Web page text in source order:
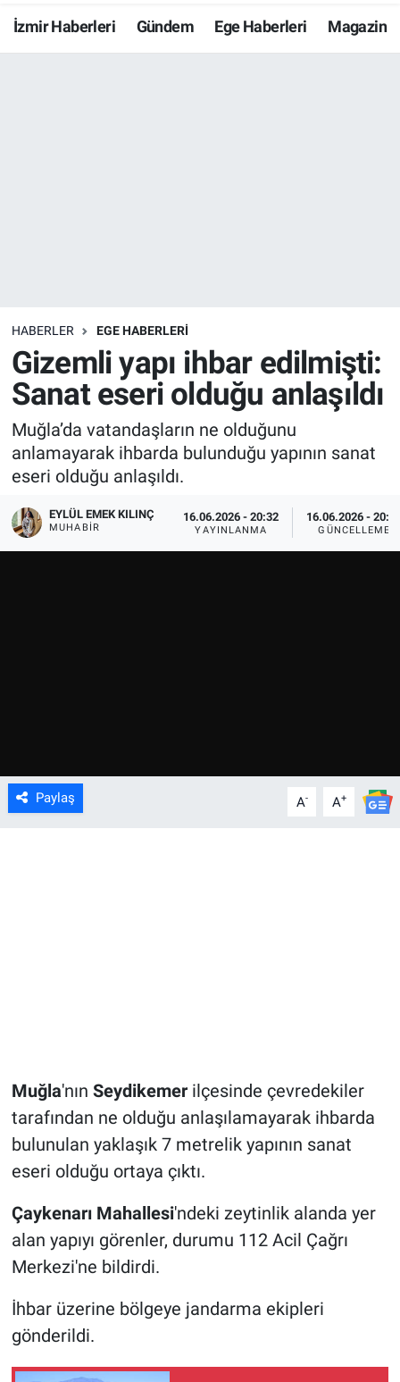
İzmir Haberleri Gündem Ege Haberleri Magazin
HABERLER EGE HABERLERİ
Gizemli yapı ihbar edilmişti:
Sanat eseri olduğu anlaşıldı
Muğla’da vatandaşların ne olduğunu
anlamayarak ihbarda bulunduğu yapının sanat
eseri olduğu anlaşıldı.
EYLÜL EMEK KILINÇ
MUHABIR
16.06.2026 - 20:32
YAYINLANMA
16.06.2026 -
GÜNCELLEME
Paylaş A- A+
Muğla'nın Seydikemer ilçesinde çevredekiler
tarafından ne olduğu anlaşılamayarak ihbarda
bulunulan yaklaşık 7 metrelik yapının sanat
eseri olduğu ortaya çıktı.
Çaykenarı Mahallesi'ndeki zeytinlik alanda yer
alan yapıyı görenler, durumu 112 Acil Çağrı
Merkezi'ne bildirdi.
İhbar üzerine bölgeye jandarma ekipleri
gönderildi.
Resmi İlanlar